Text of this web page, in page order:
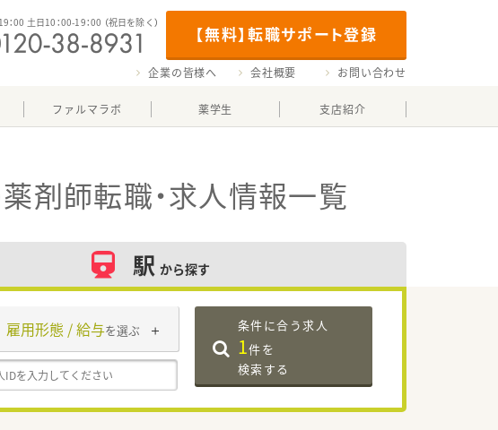
【無料】転職サポート登録
：00 土日10：00-19：00 （祝日を除く）
企業の皆様へ 会社概要 お問い合わせ
ファルマラボ 薬学生 支店紹介
剤師転職・求人情報一覧
駅 から探す
雇用形態 / 給与を選ぶ 条件に合う求人
1件を
検索する